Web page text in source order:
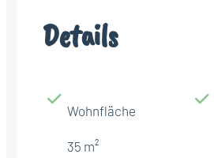
Details
Wohnfläche
35 m²